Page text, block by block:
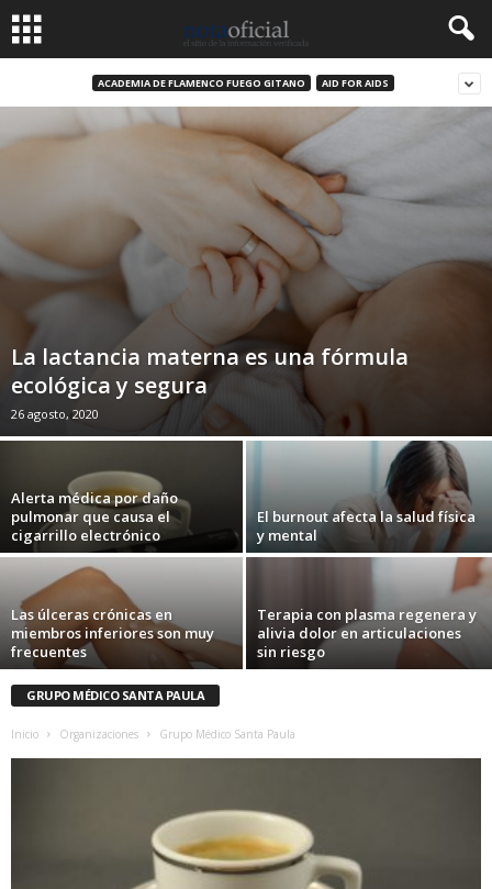
ACADEMIA DE FLAMENCO FUEGO GITANO AID FOR AIDS
La lactancia materna es una fórmula
ecológica y segura
26 agosto, 2020
Alerta médica por daño
pulmonar que causa el
cigarrillo electrónico
El burnout afecta la salud física
y mental
Las úlceras crónicas en
miembros inferiores son muy
frecuentes
Terapia con plasma regenera y
alivia dolor en articulaciones
sin riesgo
GRUPO MÉDICO SANTA PAULA
Inicio Organizaciones Grupo Médico Santa Paula